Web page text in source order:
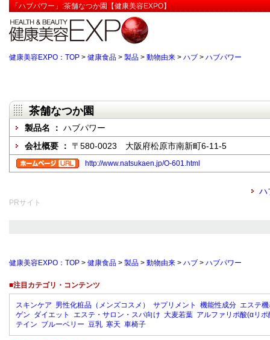
「ハブパワー」:茶舗なつか園【健康美容EXPO】
健康美容EXPO：TOP > 健康食品 > 製品 > 動物由来 > ハブ > ハブパワー
茶舗なつか園
製品名 ： ハブパワー
会社概要 ： 〒580-0023 大阪府松原市南新町6-11-5
http://www.natsukaen.jp/O-601.html
ハ
PRサイト
健康美容EXPO：TOP > 健康食品 > 製品 > 動物由来 > ハブ > ハブパワー
■注目カテゴリ・コンテンツ
スキンケア 男性化粧品（メンズコスメ） サプリメント 機能性成分 エステ
ゲン ダイエット エステ・サロン・スパ向け 大麦若葉 アルファリポ酸(αリポ
テイン ブルーベリー 豆乳 寒天 車椅子